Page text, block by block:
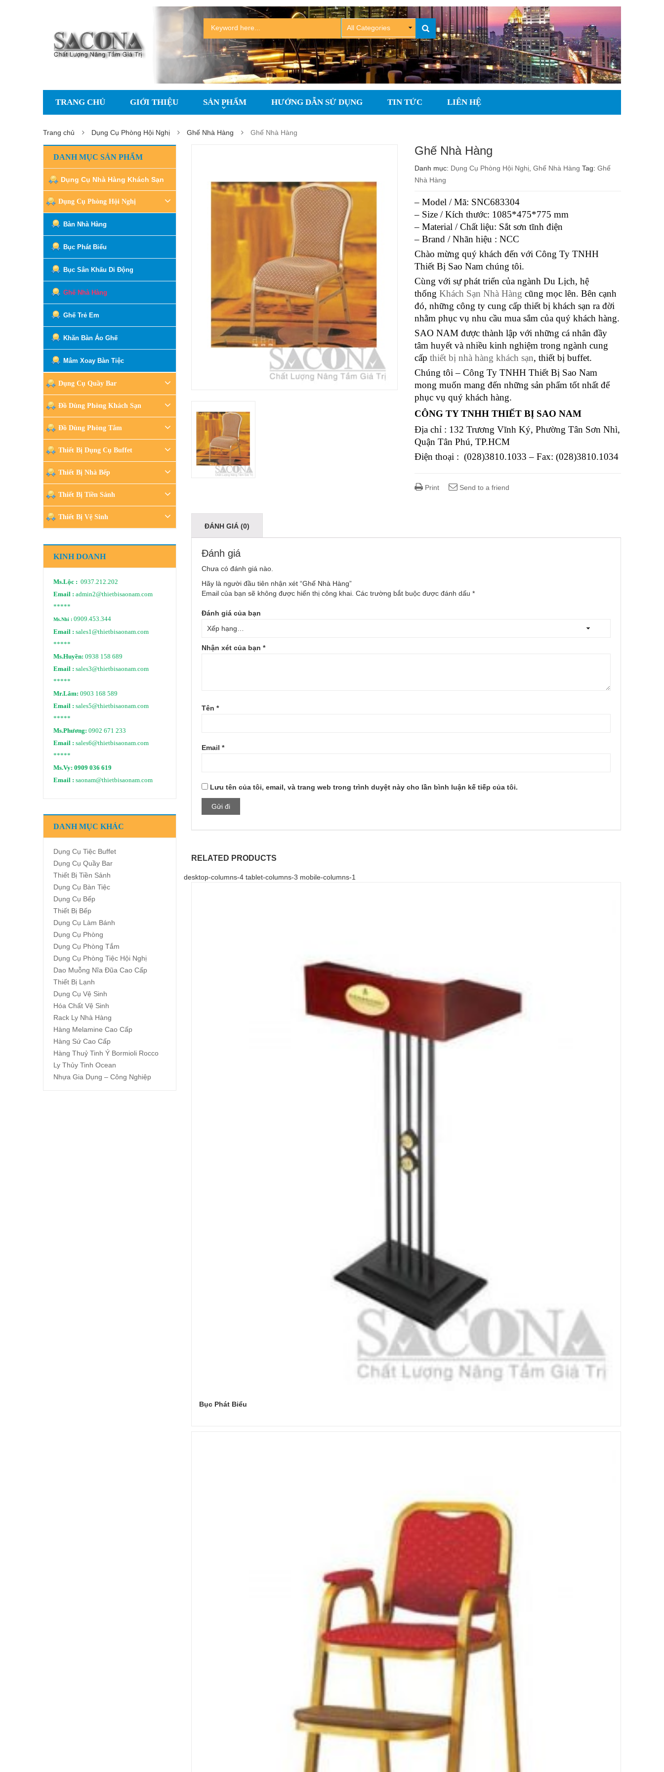
TRANG CHỦ GIỚI THIỆU SẢN PHẨM HƯỚNG DẪN SỬ DỤNG TIN TỨC LIÊN HỆ
Trang chủ Dụng Cụ Phòng Hội Nghị Ghế Nhà Hàng Ghế Nhà Hàng
Ghế Nhà Hàng
Danh mục: Dụng Cụ Phòng Hội Nghị,Ghế Nhà Hàng Tag:Ghế
Nhà Hàng
– Model / Mã: SNC683304
– Size / Kích thước: 1085*475*775 mm
– Material / Chất liệu: Sắt sơn tĩnh điện
– Brand / Nhãn hiệu : NCC
Chào mừng quý khách đến với Công Ty TNHH
Thiết Bị Sao Nam chúng tôi.
Cùng với sự phát triển của ngành Du Lịch, hệ
thốngKhách Sạn Nhà Hàng cũng mọc lên. Bên cạnh
đó, những công ty cung cấp thiết bị khách sạn ra đời
nhằm phục vụ nhu cầu mua sắm của quý khách hàng.
SAO NAM được thành lập với những cá nhân đầy
tâm huyết và nhiều kinh nghiệm trong ngành cung
cấpthiết bị nhà hàng khách sạn, thiết bị buffet.
Chúng tôi – Công Ty TNHH Thiết Bị Sao Nam
mong muốn mang đến những sản phẩm tốt nhất để
phục vụ quý khách hàng.
CÔNG TY TNHH THIẾT BỊ SAO NAM
Địa chỉ : 132 Trương Vĩnh Ký, Phường Tân Sơn Nhì,
Quận Tân Phú, TP.HCM
Điện thoại : (028)3810.1033 – Fax: (028)3810.1034
Print Send to a friend
ĐÁNH GIÁ (0)
Đánh giá
Chưa có đánh giá nào.
Hãy là người đầu tiên nhận xét “Ghế Nhà Hàng”
Email của bạn sẽ không được hiển thị công khai. Các trường bắt buộc được đánh dấu *
Đánh giá của bạn
Nhận xét của bạn *
Tên *
Email *
Lưu tên của tôi, email, và trang web trong trình duyệt này cho lần bình luận kế tiếp của tôi.
RELATED PRODUCTS
desktop-columns-4 tablet-columns-3 mobile-columns-1
Bục Phát Biểu
DANH MỤC SẢN PHẨM
Dụng Cụ Nhà Hàng Khách Sạn
Dụng Cụ Phòng Hội Nghị
Bàn Nhà Hàng
Bục Phát Biểu
Bục Sân Khấu Di Động
Ghế Nhà Hàng
Ghế Trẻ Em
Khăn Bàn Áo Ghế
Mâm Xoay Bàn Tiệc
Dụng Cụ Quầy Bar
Đồ Dùng Phòng Khách Sạn
Đồ Dùng Phòng Tắm
Thiết Bị Dụng Cụ Buffet
Thiết Bị Nhà Bếp
Thiết Bị Tiền Sảnh
Thiết Bị Vệ Sinh
KINH DOANH
Ms.Lộc : 0937.212.202
Email : admin2@thietbisaonam.com
*****
Ms.Nhi : 0909.453.344
Email : sales1@thietbisaonam.com
*****
Ms.Huyền: 0938 158 689
Email : sales3@thietbisaonam.com
*****
Mr.Lâm: 0903 168 589
Email : sales5@thietbisaonam.com
*****
Ms.Phương: 0902 671 233
Email : sales6@thietbisaonam.com
*****
Ms.Vy: 0909 036 619
Email : saonam@thietbisaonam.com
DANH MỤC KHÁC
Dụng Cụ Tiệc Buffet
Dụng Cụ Quầy Bar
Thiết Bị Tiền Sảnh
Dụng Cụ Bàn Tiệc
Dụng Cụ Bếp
Thiết Bị Bếp
Dụng Cụ Làm Bánh
Dụng Cụ Phòng
Dụng Cụ Phòng Tắm
Dụng Cụ Phòng Tiệc Hội Nghị
Dao Muỗng Nĩa Đũa Cao Cấp
Thiết Bị Lạnh
Dụng Cụ Vệ Sinh
Hóa Chất Vệ Sinh
Rack Ly Nhà Hàng
Hàng Melamine Cao Cấp
Hàng Sứ Cao Cấp
Hàng Thuỷ Tinh Ý Bormioli Rocco
Ly Thủy Tinh Ocean
Nhựa Gia Dụng – Công Nghiệp